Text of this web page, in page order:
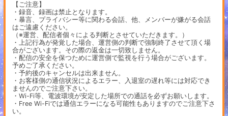
【ご注意】
・録音、録画は禁止となります。
・暴言、プライバシー等に関わる会話、他、メンバーが嫌がる会話
はご遠慮ください。
（※運営、配信者個々による判断とさせていただきます。）
・上記行為が発覚した場合、運営側の判断で強制終了させて頂く場
合がございます。その際の返金は一切致しません。
・配信の安全を保つために運営側で監視を行う場合がございます。
予めご了承ください。
・予約後のキャンセルは出来ません。
・お客様側の通信状況によるエラー、入退室の遅れ等には対応でき
ませんのでご注意下さい。
・Wi-Fi等、電波環境が安定した場所での通話を必ずお願いします。
・Free Wi-Fiでは通信エラーになる可能性もありますのでご注意下さ
い。